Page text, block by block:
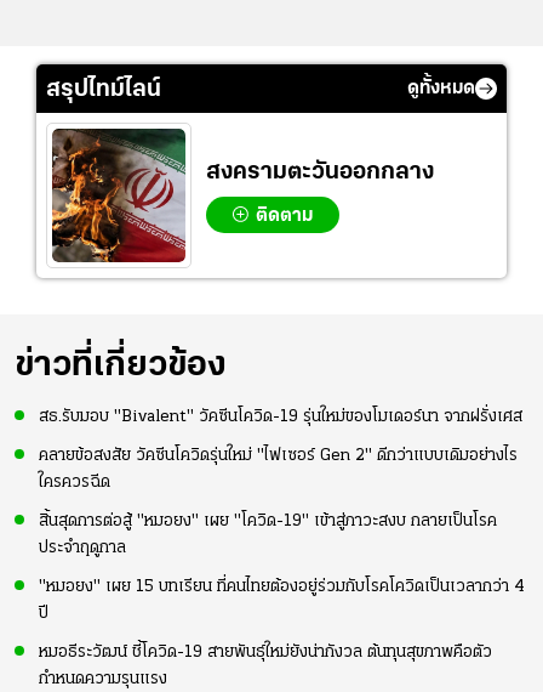
สรุปไทม์ไลน์ ดูทั้งหมด
สงครามตะวันออกกลาง
ติดตาม
ข่าวที่เกี่ยวข้อง
สธ.รับมอบ "Bivalent" วัคซีนโควิด-19 รุ่นใหม่ของโมเดอร์นา จากฝรั่งเศส
คลายข้อสงสัย วัคซีนโควิดรุ่นใหม่ "ไฟเซอร์ Gen 2" ดีกว่าแบบเดิมอย่างไร
ใครควรฉีด
สิ้นสุดการต่อสู้ "หมอยง" เผย "โควิด-19" เข้าสู่ภาวะสงบ กลายเป็นโรค
ประจำฤดูกาล
"หมอยง" เผย 15 บทเรียน ที่คนไทยต้องอยู่ร่วมกับโรคโควิดเป็นเวลากว่า 4
ปี
หมอธีระวัฒน์ ชี้โควิด-19 สายพันธ์ุใหม่ยังน่ากังวล ต้นทุนสุขภาพคือตัว
กำหนดความรุนแรง